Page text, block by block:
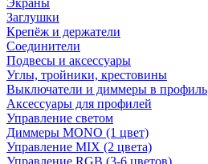
Экраны
Заглушки
Крепёж и держатели
Соединители
Подвесы и аксессуары
Углы, тройники, крестовины
Выключатели и диммеры в профиль
Аксессуары для профилей
Управление светом
Диммеры MONO (1 цвет)
Управление MIX (2 цвета)
Управление RGB (3-6 цветов)